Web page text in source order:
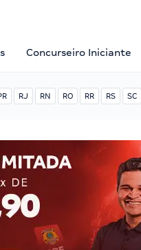
Concurseiro Iniciante
RJ RN RO RR RS SC